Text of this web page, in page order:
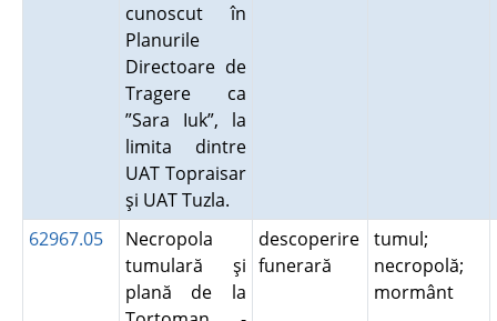
cunoscut în
Planurile
Directoare de
Tragere ca
”Sara Iuk”, la
limita dintre
UAT Topraisar
şi UAT Tuzla.
62967.05
Necropola
tumulară şi
plană de la
descoperire
funerară
tumul;
necropolă;
mormânt